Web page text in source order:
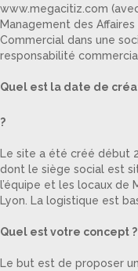
www.megacitiz.com
Management des
Commercial dans une
responsabilité
Quel est la date de
?
Le site a été créé début
dont le siège social est
l’équipe et les locaux de
Lyon. La logistique est
Quel est votre concept ?
Le but est de proposer